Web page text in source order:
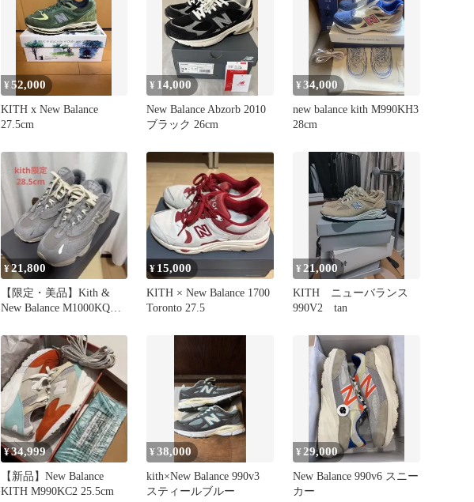
¥52,000
KITH x New Balance
27.5cm
¥ 14,000
New Balance Abzorb 2010
ブラック 26cm
¥34,000
new balance kith M990KH3
28cm
¥21,800
【限定・美品】Kith &
New Balance M1000KQ
¥ 15,000
KITH × New Balance 1700
Toronto 27.5
¥ 21,000
KITH ニューバランス
990V2 tan
¥34,999
【新品】New Balance
KITH M990KC2 25.5cm
¥38,000
kith×New Balance 990v3
スティールブルー
¥ 29,000
New Balance 990v6 スニー
カー